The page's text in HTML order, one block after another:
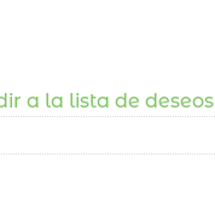
a la lista de deseos